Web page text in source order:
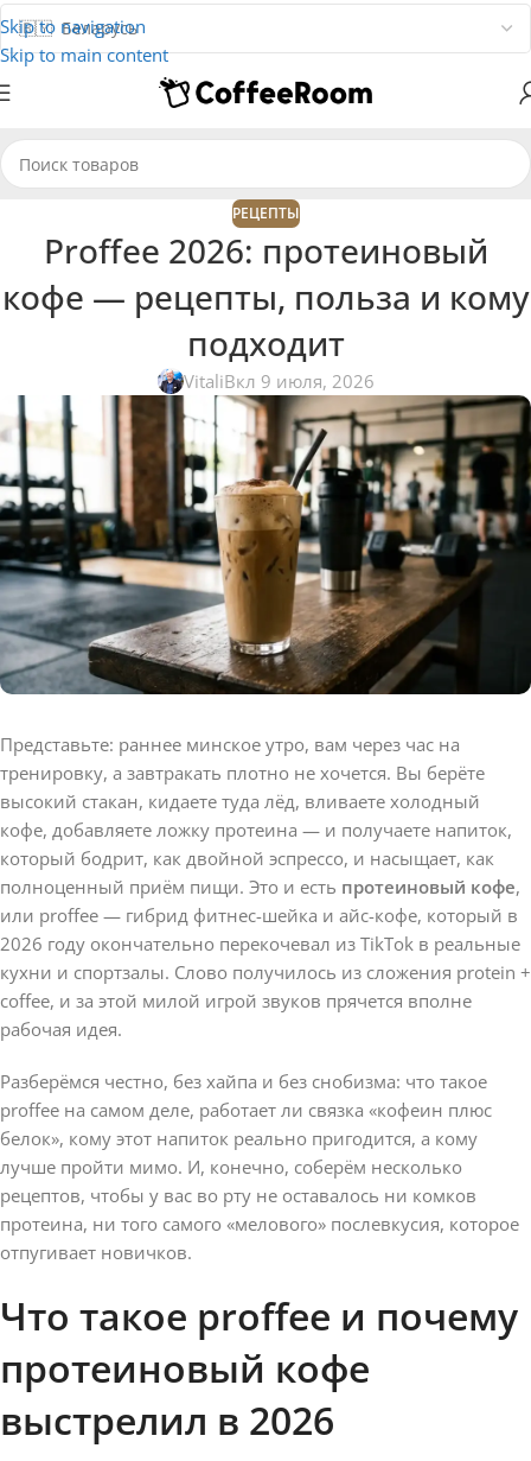
Skip to navigation
Skip to main content
РЕЦЕПТЫ
Proffee 2026: протеиновый
кофе — рецепты, польза и кому
подходит
VitaliВкл 9 июля, 2026
Представьте: раннее минское утро, вам через час на
тренировку, а завтракать плотно не хочется. Вы берёте
высокий стакан, кидаете туда лёд, вливаете холодный
кофе, добавляете ложку протеина — и получаете напиток,
который бодрит, как двойной эспрессо, и насыщает, как
полноценный приём пищи. Это и есть протеиновый кофе,
или proffee — гибрид фитнес-шейка и айс-кофе, который в
2026 году окончательно перекочевал из TikTok в реальные
кухни и спортзалы. Слово получилось из сложения protein +
coffee, и за этой милой игрой звуков прячется вполне
рабочая идея.
Разберёмся честно, без хайпа и без снобизма: что такое
proffee на самом деле, работает ли связка «кофеин плюс
белок», кому этот напиток реально пригодится, а кому
лучше пройти мимо. И, конечно, соберём несколько
рецептов, чтобы у вас во рту не оставалось ни комков
протеина, ни того самого «мелового» послевкусия, которое
отпугивает новичков.
Что такое proffee и почему
протеиновый кофе
выстрелил в 2026